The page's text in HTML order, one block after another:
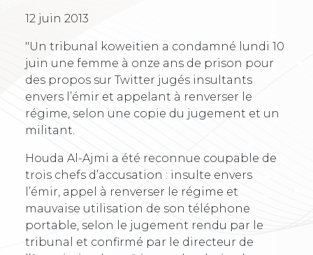
12 juin 2013
"Un tribunal koweïtien a condamné lundi 10
juin une femme à onze ans de prison pour
des propos sur Twitter jugés insultants
envers l’émir et appelant à renverser le
régime, selon une copie du jugement et un
militant.
Houda Al-Ajmi a été reconnue coupable de
trois chefs d’accusation : insulte envers
l’émir, appel à renverser le régime et
mauvaise utilisation de son téléphone
portable, selon le jugement rendu par le
tribunal et confirmé par le directeur de